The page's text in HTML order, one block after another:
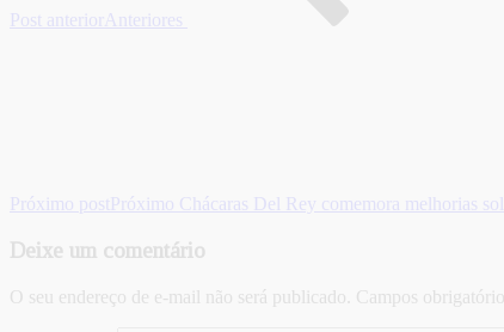
Post anterior Anteriores
Próximo post Próximo Chácaras Del Rey comemora melhorias
Deixe um comentário
O seu endereço de e-mail não será publicado. Campos